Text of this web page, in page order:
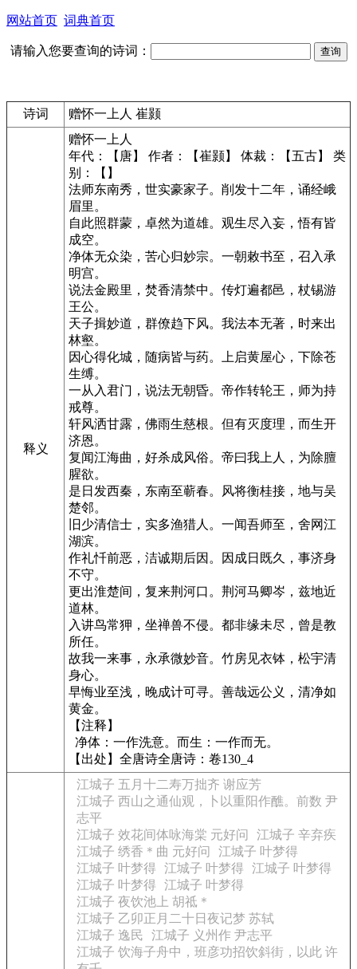
网站首页 词典首页
请输入您要查询的诗词：
诗词 赠怀一上人 崔颢
释义
赠怀一上人
年代：【唐】 作者：【崔颢】 体裁：【五古】 类
别：【】
法师东南秀，世实豪家子。削发十二年，诵经峨
眉里。
自此照群蒙，卓然为道雄。观生尽入妄，悟有皆
成空。
净体无众染，苦心归妙宗。一朝敕书至，召入承
明宫。
说法金殿里，焚香清禁中。传灯遍都邑，杖锡游
王公。
天子揖妙道，群僚趋下风。我法本无著，时来出
林壑。
因心得化城，随病皆与药。上启黄屋心，下除苍
生缚。
一从入君门，说法无朝昏。帝作转轮王，师为持
戒尊。
轩风洒甘露，佛雨生慈根。但有灭度理，而生开
济恩。
复闻江海曲，好杀成风俗。帝曰我上人，为除膻
腥欲。
是日发西秦，东南至蕲春。风将衡桂接，地与吴
楚邻。
旧少清信士，实多渔猎人。一闻吾师至，舍网江
湖滨。
作礼忏前恶，洁诚期后因。因成日既久，事济身
不守。
更出淮楚间，复来荆河口。荆河马卿岑，兹地近
道林。
入讲鸟常狎，坐禅兽不侵。都非缘未尽，曾是教
所任。
故我一来事，永承微妙音。竹房见衣钵，松宇清
身心。
早悔业至浅，晚成计可寻。善哉远公义，清净如
黄金。
【注释】
净体：一作洗意。而生：一作而无。
【出处】全唐诗全唐诗：卷130_4
江城子 五月十二寿万拙齐 谢应芳
江城子 西山之通仙观，卜以重阳作醮。前数 尹
志平
江城子 效花间体咏海棠 元好问
江城子 辛弃疾
江城子 绣香＊曲 元好问
江城子 叶梦得
江城子 叶梦得
江城子 叶梦得
江城子 叶梦得
江城子 叶梦得
江城子 叶梦得
江城子 夜饮池上 胡祗＊
江城子 乙卯正月二十日夜记梦 苏轼
江城子 逸民
江城子 义州作 尹志平
江城子 饮海子舟中，班彦功招饮斜街，以此 许